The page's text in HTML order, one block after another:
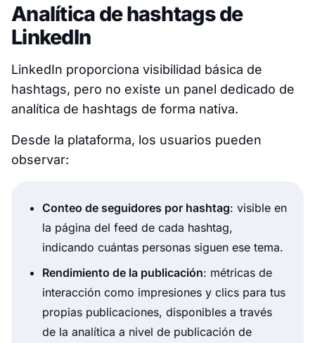
Analítica de hashtags de
LinkedIn
LinkedIn proporciona visibilidad básica de
hashtags, pero no existe un panel dedicado de
analítica de hashtags de forma nativa.
Desde la plataforma, los usuarios pueden
observar:
Conteo de seguidores por hashtag: visible en
la página del feed de cada hashtag,
indicando cuántas personas siguen ese tema.
Rendimiento de la publicación: métricas de
interacción como impresiones y clics para tus
propias publicaciones, disponibles a través
de la analítica a nivel de publicación de